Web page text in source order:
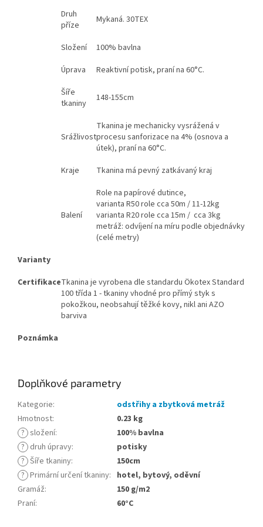
Druh
příze
Mykaná. 30TEX
Složení
100% bavlna
Úprava
Reaktivní potisk, praní na 60°C.
Šíře
tkaniny
148-155cm
Srážlivost
Tkanina je mechanicky vysrážená v
procesu sanforizace na 4% (osnova a
útek), praní na 60°C.
Kraje
Tkanina má pevný zatkávaný kraj
Balení
Role na papírové dutince,
varianta R50 role cca 50m / 11-12kg
varianta R20 role cca 15m / cca 3kg
metráž: odvíjení na míru podle objednávky
(celé metry)
Varianty
CertifikaceTkanina je vyrobena dle standardu Ökotex Standard
100 třída 1 - tkaniny vhodné pro přímý styk s
pokožkou, neobsahují těžké kovy, nikl ani AZO
barviva
Poznámka
Doplňkové parametry
Kategorie:
odstřihy a zbytková metráž
Hmotnost:
0.23 kg
? složení:
100% bavlna
? druh úpravy:
potisky
? Šíře tkaniny:
150cm
? Primární určení tkaniny: hotel, bytový, oděvní
Gramáž:
150 g/m2
Praní: 60°C